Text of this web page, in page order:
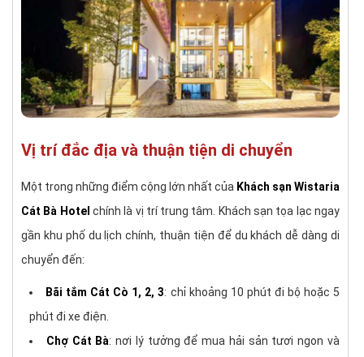
Vị trí đắc địa và thuận tiện di chuyển
Một trong những điểm cộng lớn nhất của Khách sạn Wistaria
Cát Bà Hotel chính là vị trí trung tâm. Khách sạn tọa lạc ngay
gần khu phố du lịch chính, thuận tiện để du khách dễ dàng di
chuyển đến:
Bãi tắm Cát Cò 1, 2, 3: chỉ khoảng 10 phút đi bộ hoặc 5
phút đi xe điện.
Chợ Cát Bà: nơi lý tưởng để mua hải sản tươi ngon và